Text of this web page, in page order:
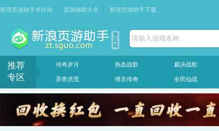
新浪页游助手专区站 页游辅助大全 新浪页游助手下载
请输入游戏名称...
推荐
专区
传奇岁月 热血战歌 裁决战歌
异兽洪荒 维京传奇 全民仙战